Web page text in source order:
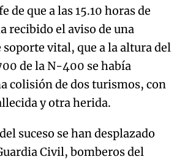
de que a las 15.10 horas de
recibido el aviso de una
vital, que a la altura del
de la N-400 se había
colisión de dos turismos, con
y otra herida.
suceso se han desplazado
Civil, bomberos del